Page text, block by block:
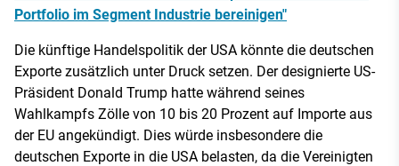
Portfolio im Segment Industrie bereinigen"
Die künftige Handelspolitik der USA könnte die deutschen
Exporte zusätzlich unter Druck setzen. Der designierte US-
Präsident Donald Trump hatte während seines
Wahlkampfs Zölle von 10 bis 20 Prozent auf Importe aus
der EU angekündigt. Dies würde insbesondere die
deutschen Exporte in die USA belasten, da die Vereinigten